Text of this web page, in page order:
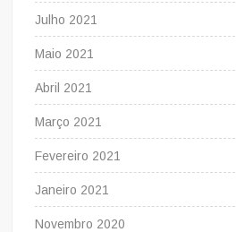
Julho 2021
Maio 2021
Abril 2021
Março 2021
Fevereiro 2021
Janeiro 2021
Novembro 2020